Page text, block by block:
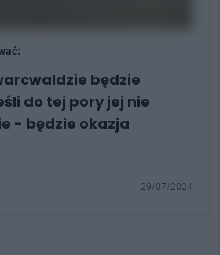
będzie
do tej pory jej nie
- będzie okazja
29/07/2024